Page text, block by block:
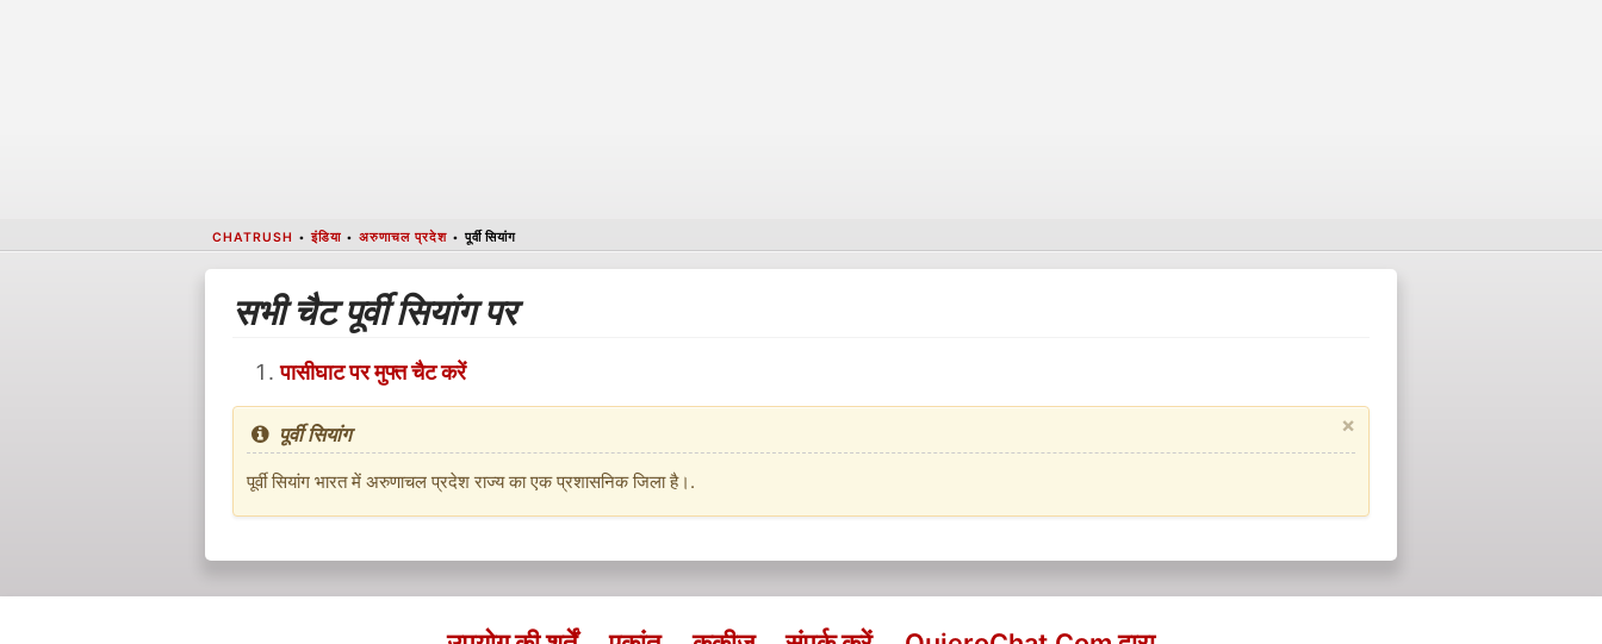
CHATRUSH •इंडिया• अरुणाचल प्रदेश•पूर्वी सियांग
सभी चैट पूर्वी सियांग पर
पासीघाट पर मुफ्त चैट करें
×
पूर्वी सियांग
पूर्वी सियांग भारत में अरुणाचल प्रदेश राज्य का एक प्रशासनिक जिला है।.